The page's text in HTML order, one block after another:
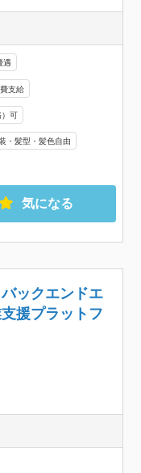
遇
支給
）可
・髪型・髪色自由
気になる
ックエンドエ
援プラットフ